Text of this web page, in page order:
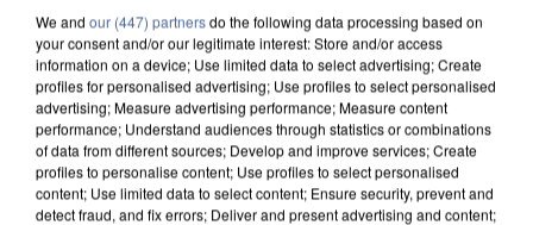
We and our (447) partnersdo the following data processing based on
your consent and/or our legitimate interest: Store and/or access
information on a device; Use limited data to select advertising; Create
profiles for personalised advertising; Use profiles to select personalised
advertising; Measure advertising performance; Measure content
performance; Understand audiences through statistics or combinations
of data from different sources; Develop and improve services; Create
profiles to personalise content; Use profiles to select personalised
content; Use limited data to select content; Ensure security, prevent and
detect fraud, and fix errors; Deliver and present advertising and content;